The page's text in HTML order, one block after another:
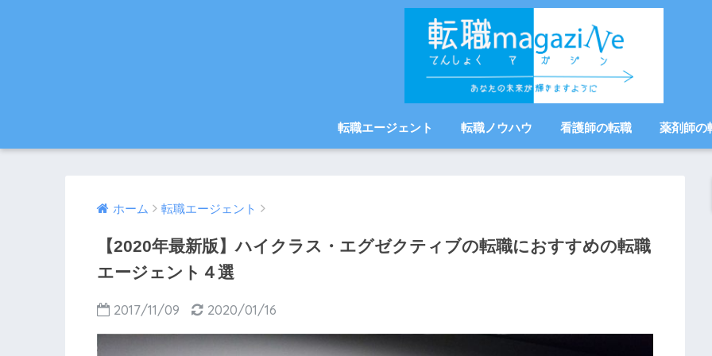
転職エージェント 転職ノウハウ 看護師の転職 薬剤師の
ホーム 転職エージェント
【2020年最新版】ハイクラス・エグゼクティブの転職におすすめの転職
エージェント４選
2017/11/09 2020/01/16